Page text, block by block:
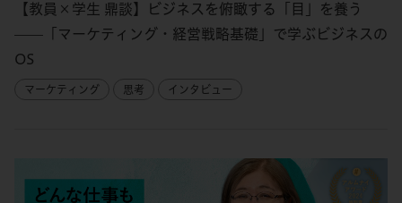
【教員×学生 鼎談】ビジネスを俯瞰する「目」を養う
——「マーケティング・経営戦略基礎」で学ぶビジネスの
OS
マーケティング 思考 インタビュー